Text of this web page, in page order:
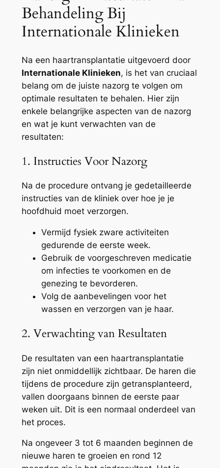
Behandeling Bij
Internationale Klinieken
Na een haartransplantatie uitgevoerd door
Internationale Klinieken, is het van cruciaal
belang om de juiste nazorg te volgen om
optimale resultaten te behalen. Hier zijn
enkele belangrijke aspecten van de nazorg
en wat je kunt verwachten van de
resultaten:
1. Instructies Voor Nazorg
Na de procedure ontvang je gedetailleerde
instructies van de kliniek over hoe je je
hoofdhuid moet verzorgen.
Vermijd fysiek zware activiteiten
gedurende de eerste week.
Gebruik de voorgeschreven medicatie
om infecties te voorkomen en de
genezing te bevorderen.
Volg de aanbevelingen voor het
wassen en verzorgen van je haar.
2. Verwachting van Resultaten
De resultaten van een haartransplantatie
zijn niet onmiddellijk zichtbaar. De haren die
tijdens de procedure zijn getransplanteerd,
vallen doorgaans binnen de eerste paar
weken uit. Dit is een normaal onderdeel van
het proces.
Na ongeveer 3 tot 6 maanden beginnen de
nieuwe haren te groeien en rond 12